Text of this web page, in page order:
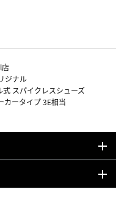
店
ジナル
式 スパイクレスシューズ
カータイプ 3E相当